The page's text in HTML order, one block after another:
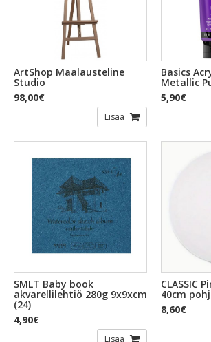
ArtShop Maalausteline
Studio
98,00€
Lisää
Basics
Metallic
5,90€
SMLT Baby book
akvarellilehtiö 280g 9x9xcm
(24)
4,90€
Lisää
CLASSIC
40cm
8,60€